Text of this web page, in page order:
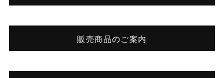
販売商品のご案内